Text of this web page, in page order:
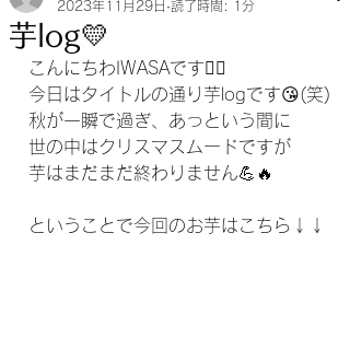
芋log💛
2023年11月29日 読了時間: 1分
こんにちわIWASAです🙋‍♀️
今日はタイトルの通り芋logです😘(笑)
秋が一瞬で過ぎ、あっという間に
世の中はクリスマスムードですが
芋はまだまだ終わりません💪🔥
ということで今回のお芋はこちら↓↓